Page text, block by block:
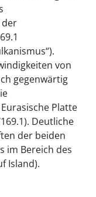
der
von
gegenwärtig
Platte
Deutliche
der beiden
im Bereich des
Island).